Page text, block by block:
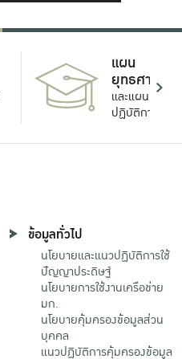
แผน
ยุทธศาสตร์
และแผน
ปฏิบัติการ
ข้อมูลทั่วไป
นโยบายและแนวปฏิบัติการใช้
ปัญญาประดิษฐ์
นโยบายการใช้งานเครือข่าย
มก.
นโยบายคุ้มครองข้อมูลส่วน
บุคคล
แนวปฏิบัติการคุ้มครองข้อมูล